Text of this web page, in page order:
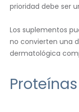
prioridad debe ser
Los suplementos
no convierten una
dermatológica